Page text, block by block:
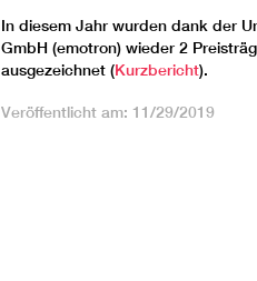
In diesem Jahr wurden dank der
GmbH (emotron) wieder 2
ausgezeichnet (Kurzbericht).
Veröffentlicht am: 11/29/2019